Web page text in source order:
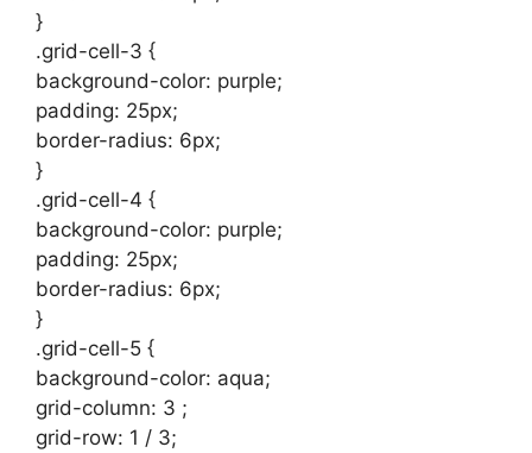
}
.grid-cell-3 {
background-color: purple;
padding: 25px;
border-radius: 6px;
}
.grid-cell-4 {
background-color: purple;
padding: 25px;
border-radius: 6px;
}
.grid-cell-5 {
background-color: aqua;
grid-column: 3 ;
grid-row: 1 / 3;